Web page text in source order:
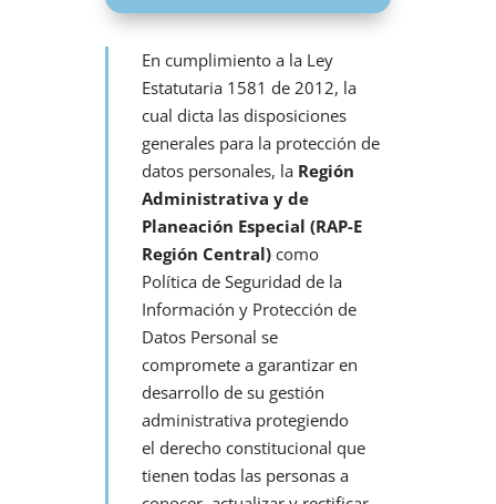
En cumplimiento a la Ley
Estatutaria 1581 de 2012, la
cual dicta las disposiciones
generales para la protección de
datos personales, la Región
Administrativa y de
Planeación Especial (RAP-E
Región Central)como
Política de Seguridad de la
Información y Protección de
Datos Personal se
compromete a garantizar en
desarrollo de su gestión
administrativa protegiendo
el derecho constitucional que
tienen todas las personas a